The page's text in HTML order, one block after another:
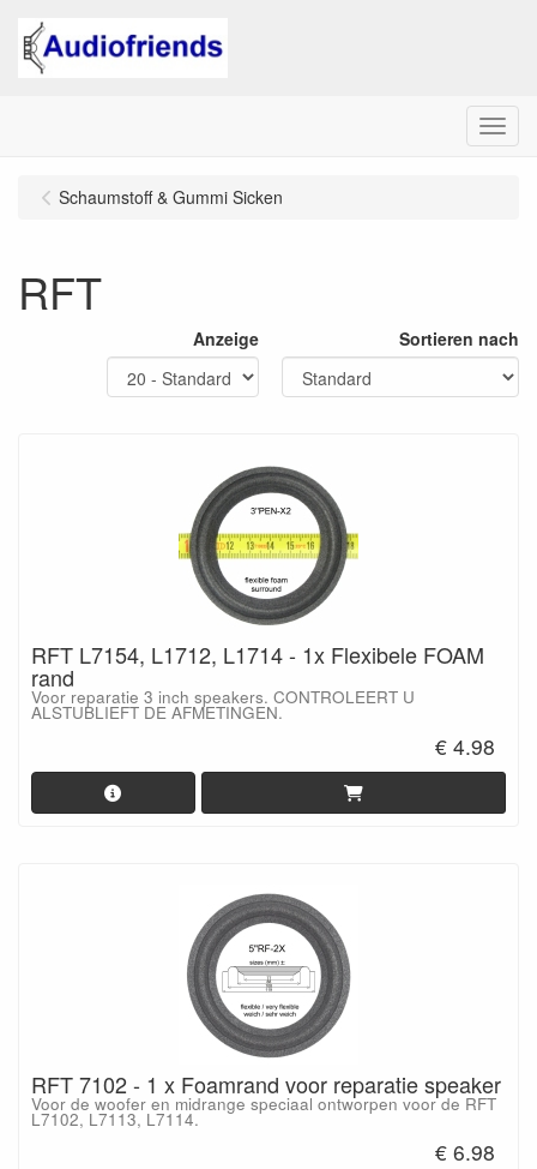
Menu
Schaumstoff & Gummi Sicken
RFT
Anzeige Sortieren nach
RFT L7154, L1712, L1714 - 1x Flexibele FOAM
rand
Voor reparatie 3 inch speakers. CONTROLEERT U
ALSTUBLIEFT DE AFMETINGEN.
€ 4.98
RFT 7102 - 1 x Foamrand voor reparatie speaker
Voor de woofer en midrange speciaal ontworpen voor de RFT
L7102, L7113, L7114.
€ 6.98